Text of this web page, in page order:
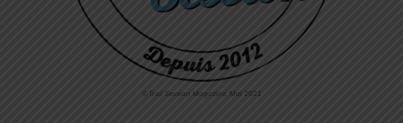
©Trail Session Magazine, Mai 2021